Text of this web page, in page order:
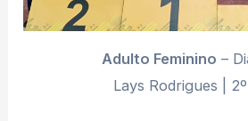
Adulto Feminino –
Lays Rodrigues |